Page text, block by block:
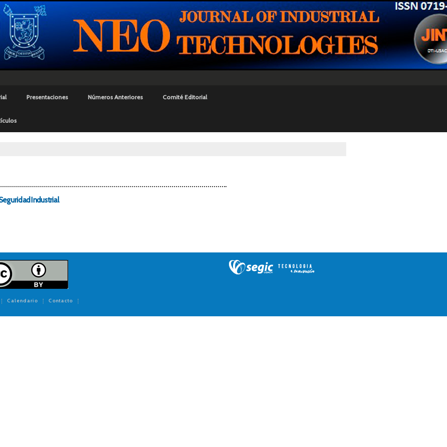
contenido
principal
Presentaciones Números Anteriores Comité Editorial
Industrial
Calendario Contacto